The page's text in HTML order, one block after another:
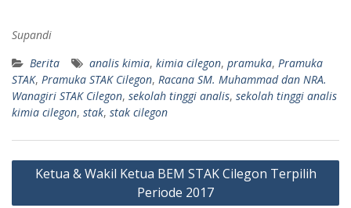
Supandi
Berita
analis kimia, kimia cilegon, pramuka, Pramuka
STAK, Pramuka STAK Cilegon, Racana SM. Muhammad dan NRA.
Wanagiri STAK Cilegon, sekolah tinggi analis, sekolah tinggi analis
kimia cilegon, stak, stak cilegon
Navigasi
Ketua & Wakil Ketua BEM STAK Cilegon Terpilih
Periode 2017